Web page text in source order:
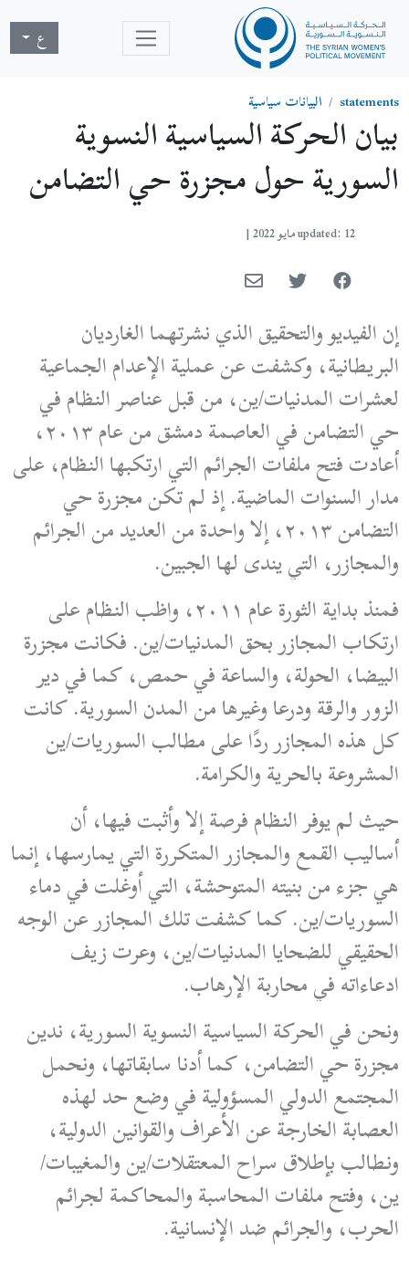
ع
statements البيانات سياسية
بيان الحركة السياسية النسوية
السورية حول مجزرة حي التضامن
updated: 12 مايو 2022 |
إن الفيديو والتحقيق الذي نشرتهما الغارديان
البريطانية، وكشفت عن عملية الإعدام الجماعية
لعشرات المدنيات/ين، من قبل عناصر النظام في
حي التضامن في العاصمة دمشق من عام ٢٠١٣،
أعادت فتح ملفات الجرائم التي ارتكبها النظام، على
مدار السنوات الماضية. إذ لم تكن مجزرة حي
التضامن ٢٠١٣، إلا واحدة من العديد من الجرائم
والمجازر، التي يندى لها الجبين.
فمنذ بداية الثورة عام ٢٠١١، واظب النظام على
ارتكاب المجازر بحق المدنيات/ين. فكانت مجزرة
البيضا، الحولة، والساعة في حمص، كما في دير
الزور والرقة ودرعا وغيرها من المدن السورية. كانت
كل هذه المجازر ردًا على مطالب السوريات/ين
المشروعة بالحرية والكرامة.
حيث لم يوفر النظام فرصة إلا وأثبت فيها، أن
أساليب القمع والمجازر المتكررة التي يمارسها، إنما
هي جزء من بنيته المتوحشة، التي أوغلت في دماء
السوريات/ين. كما كشفت تلك المجازر عن الوجه
الحقيقي للضحايا المدنيات/ين، وعرت زيف
ادعاءاته في محاربة الإرهاب.
ونحن في الحركة السياسية النسوية السورية، ندين
مجزرة حي التضامن، كما أدنا سابقاتها، ونحمل
المجتمع الدولي المسؤولية في وضع حد لهذه
العصابة الخارجة عن الأعراف والقوانين الدولية،
ونطالب بإطلاق سراح المعتقلات/ين والمغيبات/
ين، وفتح ملفات المحاسبة والمحاكمة لجرائم
الحرب، والجرائم ضد الإنسانية.